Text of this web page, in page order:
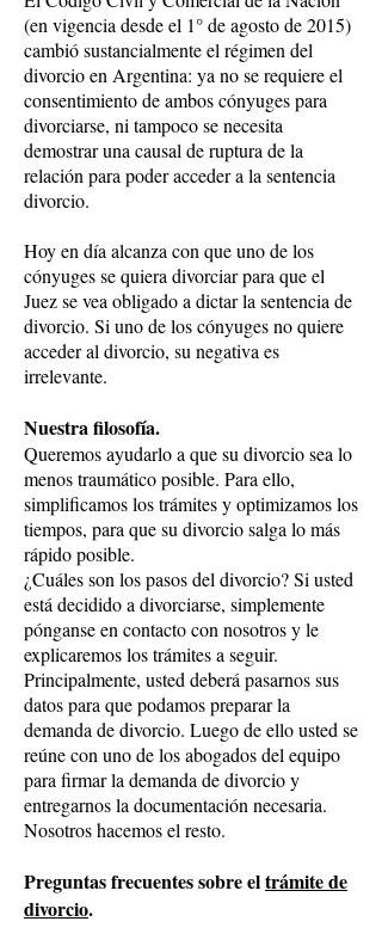
(en vigencia desde el 1° de agosto de 2015)
cambió sustancialmente el régimen del
divorcio en Argentina: ya no se requiere el
consentimiento de ambos cónyuges para
divorciarse, ni tampoco se necesita
demostrar una causal de ruptura de la
relación para poder acceder a la sentencia
divorcio.
Hoy en día alcanza con que uno de los
cónyuges se quiera divorciar para que el
Juez se vea obligado a dictar la sentencia de
divorcio. Si uno de los cónyuges no quiere
acceder al divorcio, su negativa es
irrelevante.
Nuestra filosofía.
Queremos ayudarlo a que su divorcio sea lo
menos traumático posible. Para ello,
simplificamos los trámites y optimizamos los
tiempos, para que su divorcio salga lo más
rápido posible.
¿Cuáles son los pasos del divorcio? Si usted
está decidido a divorciarse, simplemente
pónganse en contacto con nosotros y le
explicaremos los trámites a seguir.
Principalmente, usted deberá pasarnos sus
datos para que podamos preparar la
demanda de divorcio. Luego de ello usted se
reúne con uno de los abogados del equipo
para firmar la demanda de divorcio y
entregarnos la documentación necesaria.
Nosotros hacemos el resto.
Preguntas frecuentes sobre eltrámite de
divorcio.